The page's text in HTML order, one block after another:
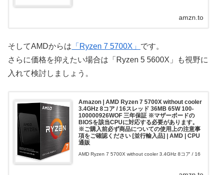
amzn.to
そしてAMDからは 「Ryzen 7 5700X」 です。
さらに価格を抑えたい場合は「Ryzen 5 5600X」も視野に
入れて検討しましょう。
Amazon | AMD Ryzen 7 5700X without cooler
3.4GHz 8コア / 16スレッド 36MB 65W 100-
100000926WOF 三年保証 ※マザーボードの
BIOSを該当CPUに対応する必要があります。
※ご購入前必ず商品についての使用上の注意事
項をご確認ください [並行輸入品] | AMD | CPU
通販
AMD Ryzen 7 5700X without cooler 3.4GHz 8コア / 16